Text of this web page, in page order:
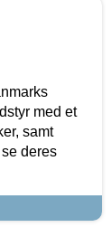
med et
samt
deres